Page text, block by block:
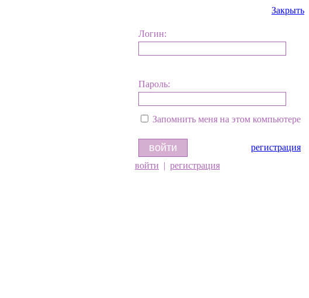
Закрыть
Логин:
Пароль:
Запомнить меня на этом компьютере
регистрация
войти | регистрация